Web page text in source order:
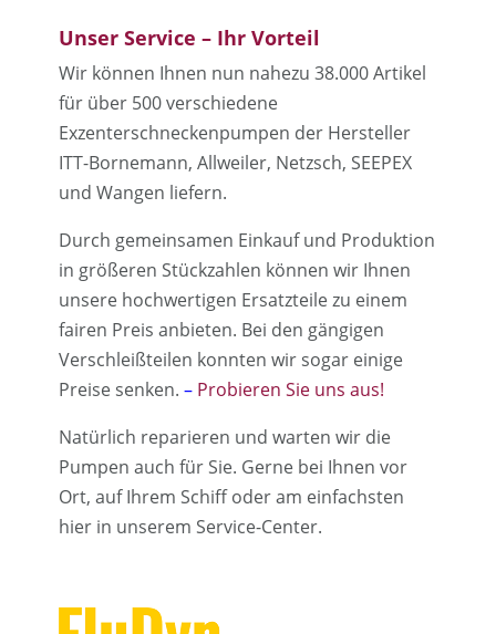
Unser Service – Ihr Vorteil
Wir können Ihnen nun nahezu 38.000 Artikel
für über 500 verschiedene
Exzenterschneckenpumpen der Hersteller
ITT-Bornemann, Allweiler, Netzsch, SEEPEX
und Wangen liefern.
Durch gemeinsamen Einkauf und Produktion
in größeren Stückzahlen können wir Ihnen
unsere hochwertigen Ersatzteile zu einem
fairen Preis anbieten. Bei den gängigen
Verschleißteilen konnten wir sogar einige
Preise senken. – Probieren Sie uns aus!
Natürlich reparieren und warten wir die
Pumpen auch für Sie. Gerne bei Ihnen vor
Ort, auf Ihrem Schiff oder am einfachsten
hier in unserem Service-Center.